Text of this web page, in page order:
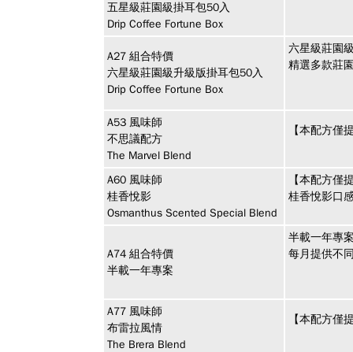
五星級莊園級掛耳包50入
Drip Coffee Fortune Box
A27 組合特價
六星級莊園級升級版掛耳包50入
Drip Coffee Fortune Box
六星級莊園
精選多款莊
A53 風味師
不思議配方
The Marvel Blend
【本配方僅
A60 風味師
桂香悅影
Osmanthus Scented Special Blend
【本配方僅
桂香悅影口
A74 組合特價
半載一年專案
半載一年專
每月提供不
A77 風味師
布雷拉風情
The Brera Blend
【本配方僅